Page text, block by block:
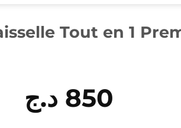
Tout en 1
850 د.ج